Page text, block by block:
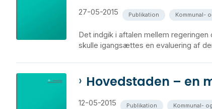
27-05-2015 Publikation Kommunal-
Det indgik i aftalen mellem regeringen
skulle igangsættes en evaluering af
Hovedstaden – en
12-05-2015 Publikation Kommunal-